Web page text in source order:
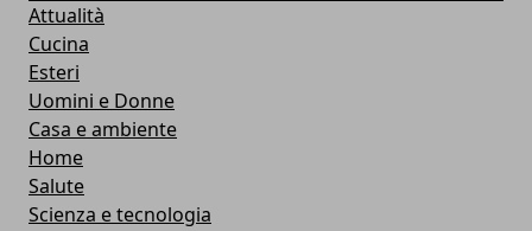
Attualità
Cucina
Esteri
Uomini e Donne
Casa e ambiente
Home
Salute
Scienza e tecnologia